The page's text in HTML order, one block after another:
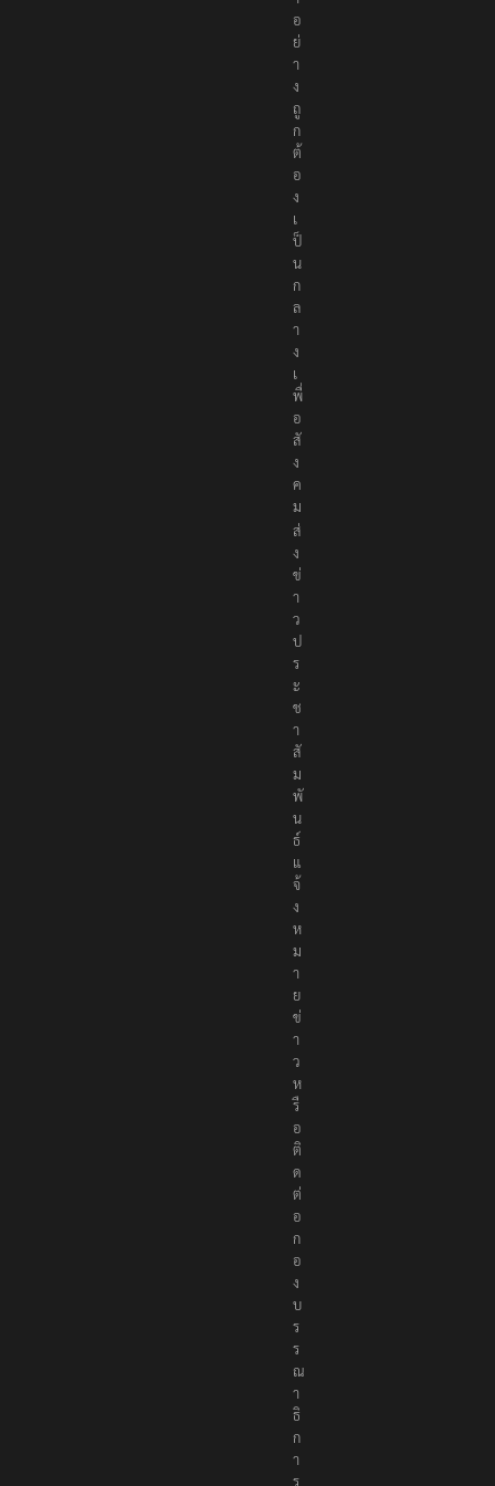
ห
า
อ
ย่
า
ง
ถู
ก
ต้
อ
ง
เ
ป็
น
ก
ล
า
ง
เ
พื่
อ
สั
ง
ค
ม
ส่
ง
ข่
า
ว
ป
ร
ะ
ช
า
สั
ม
พั
น
ธ์
แ
จ้
ง
ห
ม
า
ย
ข่
า
ว
ห
รื
อ
ติ
ด
ต่
อ
ก
อ
ง
บ
ร
ร
ณ
า
ธิ